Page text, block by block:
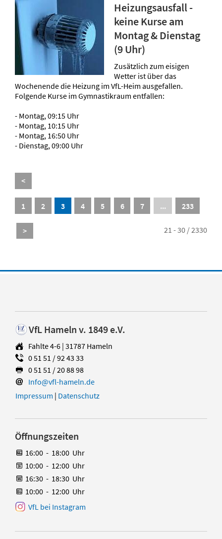
Heizungsausfall -
keine Kurse am
Montag & Dienstag
(9 Uhr)
Zusätzlich zum eisigen
Wetter ist über das
Wochenende die Heizung im VfL-Heim ausgefallen.
Folgende Kurse im Gymnastikraum entfallen:
- Montag, 09:15 Uhr
- Montag, 10:15 Uhr
- Montag, 16:50 Uhr
- Dienstag, 09:00 Uhr
<
1 2 3 4 5 6 7 ... 233
> 21 - 30 / 2330
VfL Hameln v. 1849 e.V.
Fahlte 4-6 | 31787 Hameln
0 51 51 / 92 43 33
0 51 51 / 20 88 98
Info@vfl-hameln.de
Impressum | Datenschutz
Öffnungszeiten
16:00 - 18:00 Uhr
10:00 - 12:00 Uhr
16:30 - 18:30 Uhr
10:00 - 12:00 Uhr
VfL bei Instagram